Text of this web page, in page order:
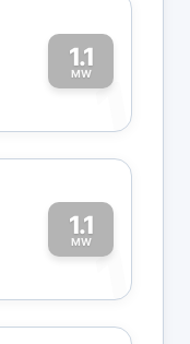
1.1
MW1
1.1
MW1